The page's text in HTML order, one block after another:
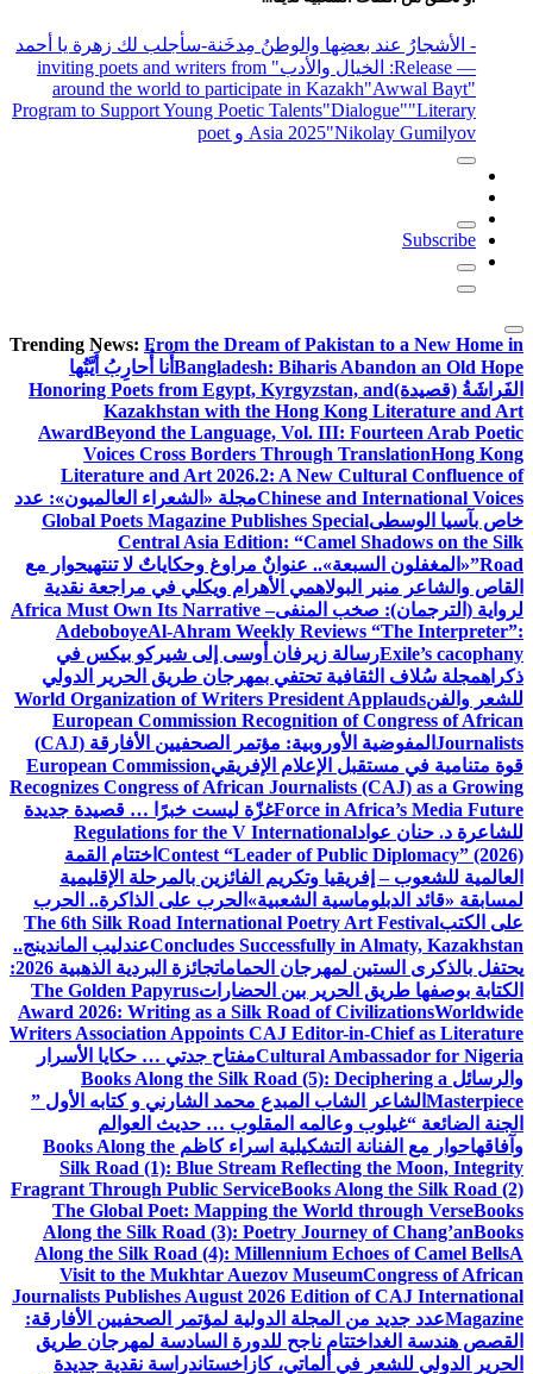
- الأشجارُ عند بعضِها والوطنُ مِدخَنة-سأجلب لك زهرة يا أحمد
— Release
: الخيال والأدب
" inviting poets and writers from
around the world to participate in Kazakh"Awwal Bayt"
Program to Support Young Poetic Talents"Dialogue""Literary
Asia 2025"Nikolay Gumilyov و poet
Subscribe
Trending News: From the Dream of Pakistan to a New Home in
Bangladesh: Biharis Abandon an Old Hope أَنا أُحارِبُ أَيَّتُها
الفَراشَةُ (قصيدة)Honoring Poets from Egypt, Kyrgyzstan, and
Kazakhstan with the Hong Kong Literature and Art
AwardBeyond the Language, Vol. III: Fourteen Arab Poetic
Voices Cross Borders Through TranslationHong Kong
Literature and Art 2026.2: A New Cultural Confluence of
Chinese and International Voicesمجلة «الشعراء العالميون»: عدد
خاص بآسيا الوسطىGlobal Poets Magazine Publishes Special
Central Asia Edition: “Camel Shadows on the Silk
Road” «المغفلون السبعة».. عنوانٌ مراوغ وحكاياتٌ لا تنتهيحوار مع
القاص والشاعر منير البولاهمي الأهرام ويكلي في مراجعة نقدية
لرواية (الترجمان): صخب المنفىAfrica Must Own Its Narrative –
AdeboboyeAl-Ahram Weekly Reviews “The Interpreter”:
Exile’s cacophanyرسالة زيرفان أوسى إلى شيركو بيكس في
ذكراهمجلة سُلاف الثقافية تحتفي بمهرجان طريق الحرير الدولي
للشعر والفنWorld Organization of Writers President Applauds
European Commission Recognition of Congress of African
Journalists
المفوضية الأوروبية: مؤتمر الصحفيين الأفارقة (CAJ)
قوة متنامية في مستقبل الإعلام الإفريقيEuropean Commission
Recognizes Congress of African Journalists (CAJ) as a Growing
Force in Africa’s Media Futureغزّة ليست خبرًا … قصيدة جديدة
للشاعرة د. حنان عوادRegulations for the V International
Contest “Leader of Public Diplomacy” (2026) اختتام القمة
العالمية للشعوب – إفريقيا وتكريم الفائزين بالمرحلة الإقليمية
لمسابقة «قائد الدبلوماسية الشعبية» الحرب على الذاكرة.. الحرب
على الكتبThe 6th Silk Road International Poetry Art Festival
Concludes Successfully in Almaty, Kazakhstanعندليب الماندينج..
يحتفل بالذكرى الستين لمهرجان الحمامات
جائزة البردية الذهبية 2026:
الكتابة بوصفها طريق الحرير بين الحضاراتThe Golden Papyrus
Award 2026: Writing as a Silk Road of CivilizationsWorldwide
Writers Association Appoints CAJ Editor-in-Chief as Literature
Cultural Ambassador for Nigeriaمفتاح جدتي … حكايا الأسرار
والرسائل Books Along the Silk Road (5): Deciphering a
Masterpiece الشاعر الشاب المبدع محمد الشارني و كتابه الأول ”
الجنة الضائعة “غيلوب وعالمه المقلوب … حديث العوالم
وآفاقهاحوار مع الفنانة التشكيلية اسراء كاظم Books Along the
Silk Road (1): Blue Stream Reflecting the Moon, Integrity
Fragrant Through Public ServiceBooks Along the Silk Road (2)
The Global Poet: Mapping the World through VerseBooks
Along the Silk Road (3): Poetry Journey of Chang’anBooks
Along the Silk Road (4): Millennium Echoes of Camel BellsA
Visit to the Mukhtar Auezov MuseumCongress of African
Journalists Publishes August 2026 Edition of CAJ International
Magazineعدد جديد من المجلة الدولية لمؤتمر الصحفيين الأفارقة:
القصص هندسة الغد اختتام ناجح للدورة السادسة لمهرجان طريق
الحرير الدولي للشعر في ألماتي، كازاخستاندراسة نقدية جديدة